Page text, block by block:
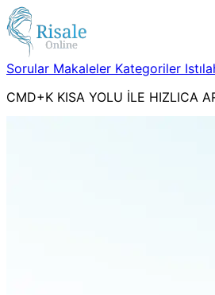
Sorular Makaleler Kategoriler
CMD+K KISA YOLU İLE HIZLICA